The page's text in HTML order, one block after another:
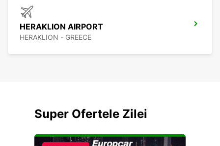
HERAKLION AIRPORT
HERAKLION - GREECE
Super Ofertele Zilei